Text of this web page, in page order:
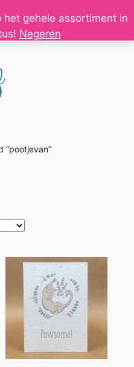
het gehele assortiment in
Negeren